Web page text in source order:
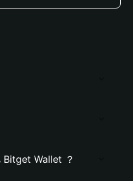
Wallet ？